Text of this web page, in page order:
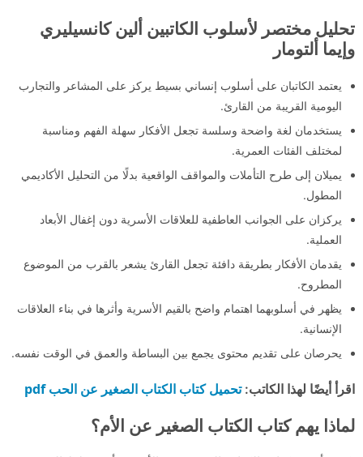
تحليل مختصر لأسلوب الكاتبين ألين كانسيليري
وإيما ألتومار
يعتمد الكاتبان على أسلوب إنساني بسيط يركز على المشاعر والتجارب
اليومية القريبة من القارئ.
يستخدمان لغة واضحة وسلسة تجعل الأفكار سهلة الفهم ومناسبة
لمختلف الفئات العمرية.
يميلان إلى طرح التأملات والمواقف الواقعية بدلًا من التحليل الأكاديمي
المطول.
يركزان على الجوانب العاطفية للعلاقات الأسرية دون إغفال الأبعاد
العملية.
يقدمان الأفكار بطريقة دافئة تجعل القارئ يشعر بالقرب من الموضوع
المطروح.
يظهر في أسلوبهما اهتمام واضح بالقيم الأسرية وأثرها في بناء العلاقات
الإنسانية.
يحرصان على تقديم محتوى يجمع بين البساطة والعمق في الوقت نفسه.
اقرأ أيضًا لهذا الكاتب:تحميل كتاب الكتاب الصغير عن الحب pdf
لماذا يهم كتاب الكتاب الصغير عن الأم؟